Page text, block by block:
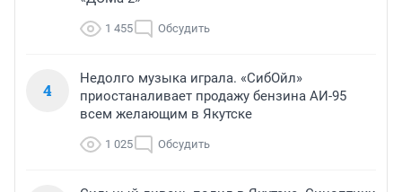
1 455 Обсудить
4
Недолго музыка играла. «СибОйл»
приостаналивает продажу бензина АИ-95
всем желающим в Якутске
1 025 Обсудить